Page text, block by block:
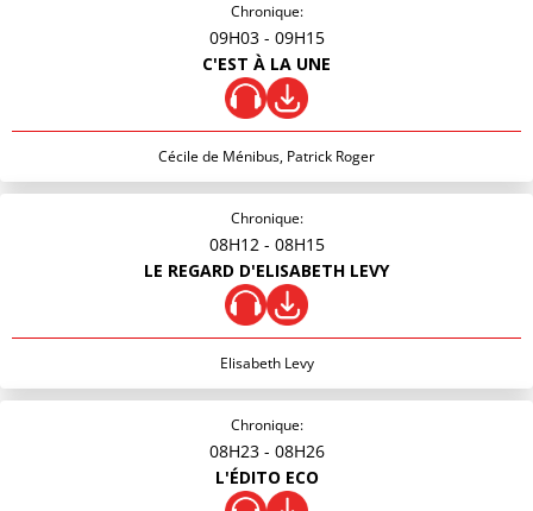
Chronique:
09H03 - 09H15
C'EST À LA UNE
Cécile de Ménibus, Patrick Roger
Chronique:
08H12 - 08H15
LE REGARD D'ELISABETH LEVY
Elisabeth Levy
Chronique:
08H23 - 08H26
L'ÉDITO ECO